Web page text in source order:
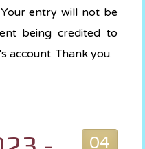
entry will not be
being credited to
account. Thank you.
04